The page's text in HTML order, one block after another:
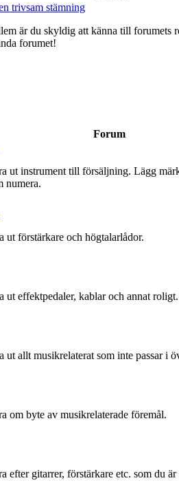
trivsam stämning
är du skyldig att känna till forumets
forumet!
Forum
ut instrument till försäljning. Lägg
numera.
ut förstärkare och högtalarlådor.
ut effektpedaler, kablar och annat roligt.
ut allt musikrelaterat som inte passar i
om byte av musikrelaterade föremål.
efter gitarrer, förstärkare etc. som du